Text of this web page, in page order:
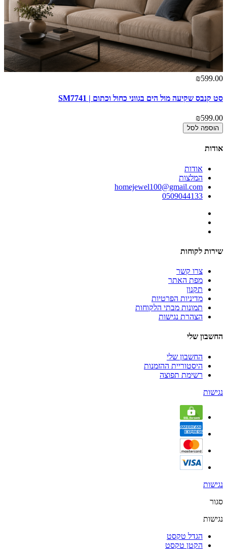
₪599.00
סט קנבס שקיעה מול הים בגווני כחול וכתום | SM7741
₪599.00
הוספה לסל
אודות
אודות
המלצות
homejewel100@gmail.com
0509044133
שירות לקוחות
צרו קשר
מפת האתר
תקנון
מדיניות הפרטיות
תמונות מבתי הלקוחות
הצהרת נגישות
החשבון שלי
החשבון שלי
היסטוריית ההזמנות
רשימת תפוצה
נגישות
נגישות
סגור
נגישות
הגדל טקסט
הקטן טקסט